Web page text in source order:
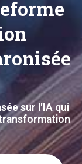
sur l'IA qui